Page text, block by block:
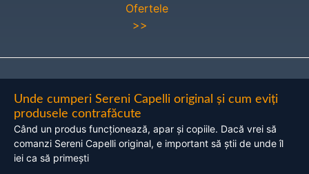
Ofertele
>>
Unde cumperi Sereni Capelli original și cum eviți
produsele contrafăcute
Când un produs funcționează, apar și copiile. Dacă vrei să
comanzi Sereni Capelli original, e important să știi de unde îl
iei ca să primești